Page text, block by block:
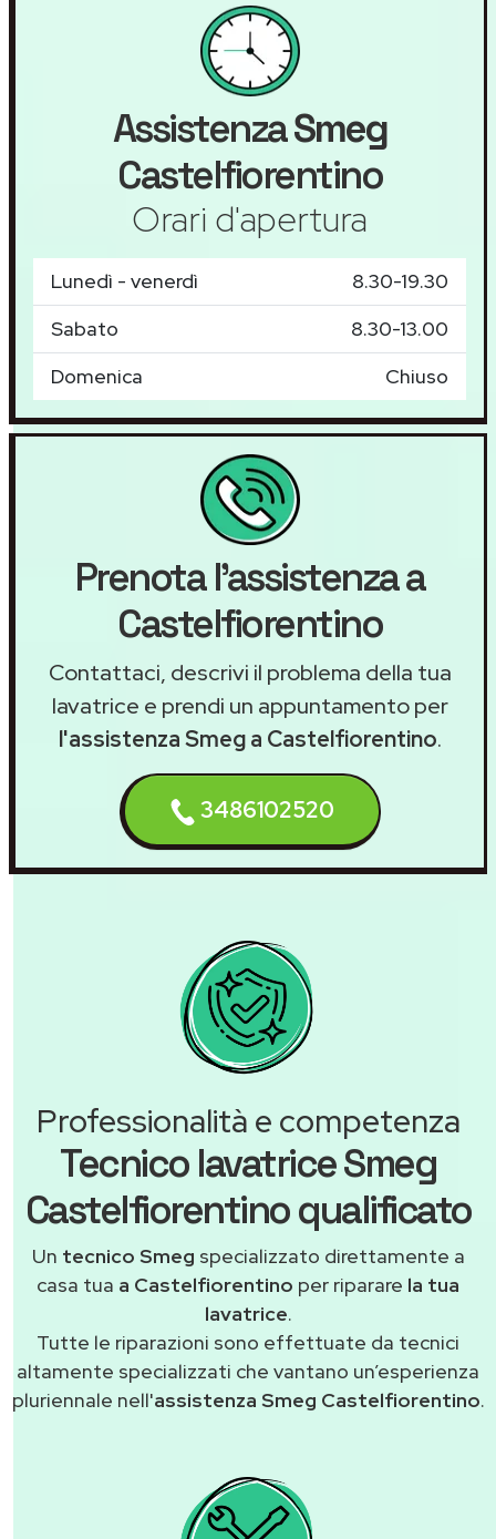
AssistenzaSmeg
Castelfiorentino
Orari d'apertura
Lunedì - venerdì
8.30-19.30
Sabato
8.30-13.00
Domenica
Chiuso
Prenota l'assistenza a
Castelfiorentino
Contattaci, descrivi il problema della tua
lavatrice e prendi un appuntamento per
l'assistenza Smeg a Castelfiorentino.
3486102520
Professionalità e competenza
Tecnico lavatrice Smeg
Castelfiorentino qualificato
Un tecnico Smeg specializzato direttamente a
casa tua a Castelfiorentino per riparare la tua
lavatrice.
Tutte le riparazioni sono effettuate da tecnici
altamente specializzati che vantano un’esperienza
pluriennale nell'assistenza Smeg Castelfiorentino.